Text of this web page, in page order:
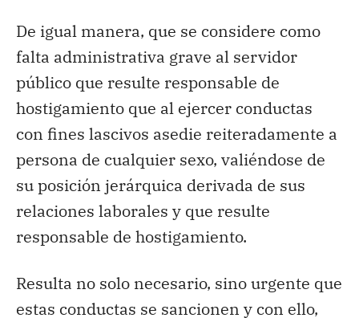
De igual manera, que se considere como
falta administrativa grave al servidor
público que resulte responsable de
hostigamiento que al ejercer conductas
con fines lascivos asedie reiteradamente a
persona de cualquier sexo, valiéndose de
su posición jerárquica derivada de sus
relaciones laborales y que resulte
responsable de hostigamiento.
Resulta no solo necesario, sino urgente que
estas conductas se sancionen y con ello,